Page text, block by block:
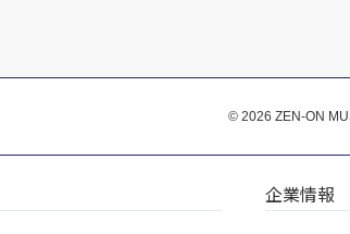
© 2026 ZEN-ON
企業情報